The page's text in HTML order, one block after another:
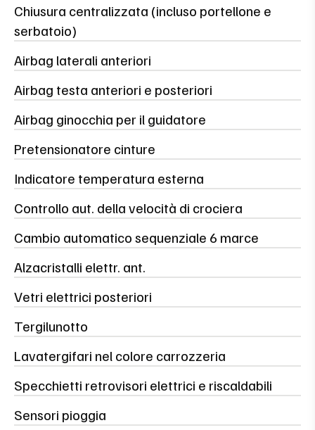
Chiusura centralizzata (incluso portellone e
serbatoio)
Airbag laterali anteriori
Airbag testa anteriori e posteriori
Airbag ginocchia per il guidatore
Pretensionatore cinture
Indicatore temperatura esterna
Controllo aut. della velocità di crociera
Cambio automatico sequenziale 6 marce
Alzacristalli elettr. ant.
Vetri elettrici posteriori
Tergilunotto
Lavatergifari nel colore carrozzeria
Specchietti retrovisori elettrici e riscaldabili
Sensori pioggia